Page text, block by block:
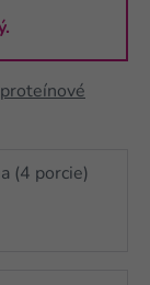
(4 porcie)